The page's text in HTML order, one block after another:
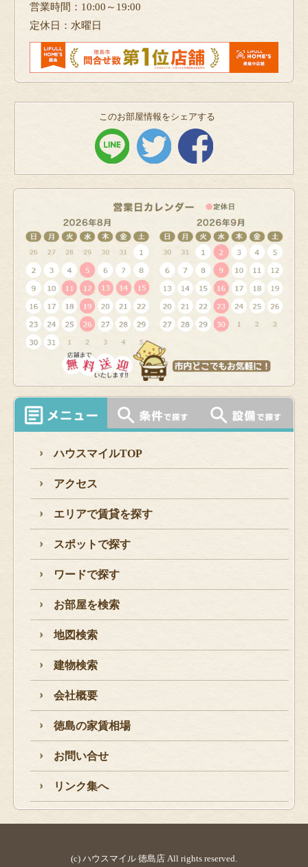
営業時間：10:00～19:00
定休日：水曜日
このお部屋情報をシェアする
ハウスマイルTOP
アクセス
エリアで賃貸を探す
スポットで探す
ワードで探す
お部屋を検索
地図検索
建物検索
会社概要
徳島の家賃相場
お問い合せ
リンク集へ
(c) ハウスマイル 徳島店 All rights reserved.